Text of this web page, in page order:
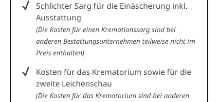
Schlichter Sarg für die Einäscherung inkl.
Ausstattung
(Die Kosten für einen Kremationssarg sind bei
anderen Bestattungsunternehmen teilweise nicht im
Preis enthalten)
Kosten für das Krematorium sowie für die
zweite Leichenschau
(Die Kosten für das Krematorium sind bei anderen